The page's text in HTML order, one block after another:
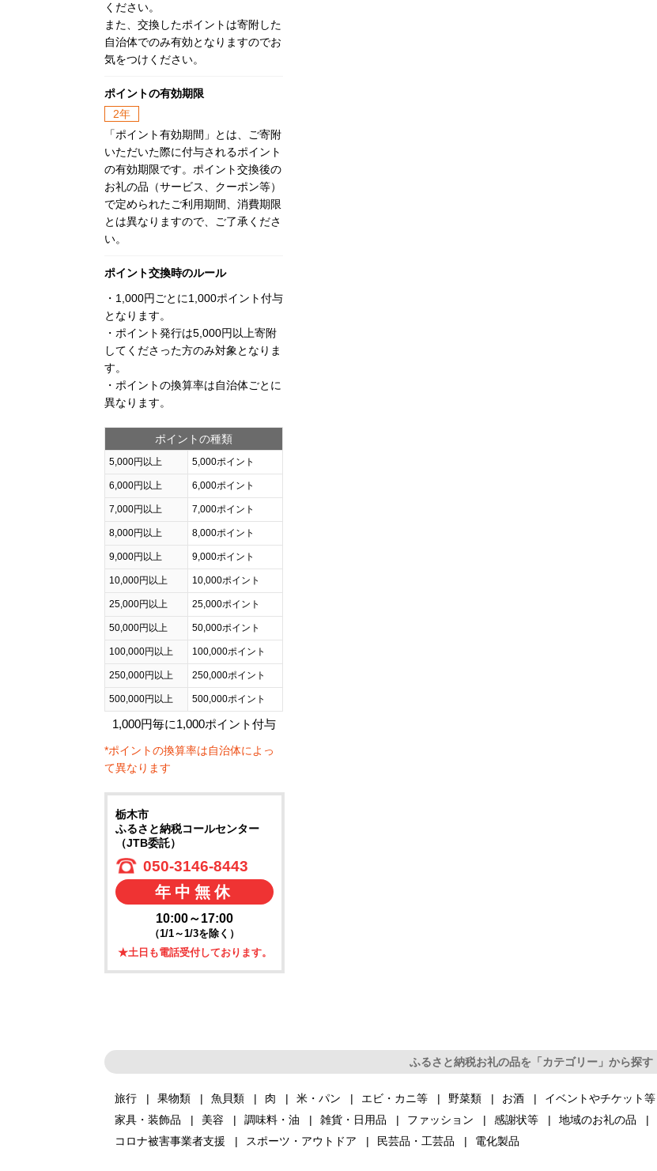
ください。
また、交換したポイントは寄附した
自治体でのみ有効となりますのでお
気をつけください。
ポイントの有効期限
2年
「ポイント有効期間」とは、ご寄附
いただいた際に付与されるポイント
の有効期限です。ポイント交換後の
お礼の品（サービス、クーポン等）
で定められたご利用期間、消費期限
とは異なりますので、ご了承くださ
い。
ポイント交換時のルール
・1,000円ごとに1,000ポイント付与
となります。
・ポイント発行は5,000円以上寄附
してくださった方のみ対象となりま
す。
・ポイントの換算率は自治体ごとに
異なります。
ポイントの種類
5,000円以上 5,000ポイント
6,000円以上 6,000ポイント
7,000円以上 7,000ポイント
8,000円以上 8,000ポイント
9,000円以上 9,000ポイント
10,000円以上 10,000ポイント
25,000円以上 25,000ポイント
50,000円以上 50,000ポイント
100,000円以上 100,000ポイント
250,000円以上 250,000ポイント
500,000円以上 500,000ポイント
1,000円毎に1,000ポイント付与
*ポイントの換算率は自治体によっ
て異なります
栃木市
ふるさと納税コールセンター
（JTB委託）
050-3146-8443
年中無休
10:00～17:00
（1/1～1/3を除く）
★土日も電話受付しております。
ふるさと納税お礼の品を「カテゴリー」から探す
旅行 果物類 魚貝類 肉 米・パン エビ・カニ等 野菜類 お酒 イベントやチケット等
家具・装飾品
美容 調味料・油 雑貨・日用品 ファッション 感謝状等 地域のお礼の品
コロナ被害事業者支援
スポーツ・アウトドア 民芸品・工芸品 電化製品